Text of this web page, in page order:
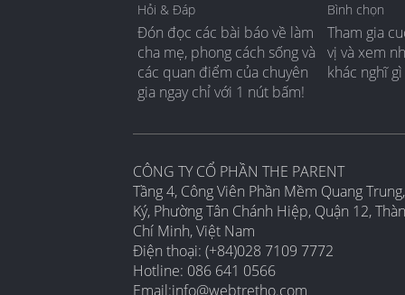
Hỏi & Đáp
Đón đọc các bài báo về làm
cha mẹ, phong cách sống và
các quan điểm của chuyên
gia ngay chỉ với 1 nút bấm!
Bình chọn
Tham gia
vị và xem
khác nghĩ gì
CÔNG TY CỔ PHẦN THE PARENT
Tầng 4, Công Viên Phần Mềm Quang
Ký, Phường Tân Chánh Hiệp, Quận 12,
Chí Minh, Việt Nam
Điện thoại: (+84)028 7109 7772
Hotline: 086 641 0566
Email:info@webtretho.com